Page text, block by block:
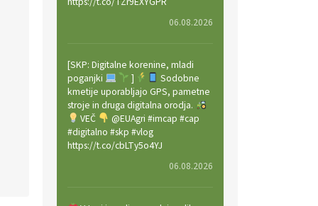
06.08.2026
[SKP: Digitalne korenine, mladi
poganjki
]
Sodobne
kmetije uporabljajo GPS, pametne
stroje in druga digitalna orodja.
VEČ
@EUAgri #imcap #cap
#digitalno #skp #vlog
https://t.co/cbLTy5o4YJ
06.08.2026